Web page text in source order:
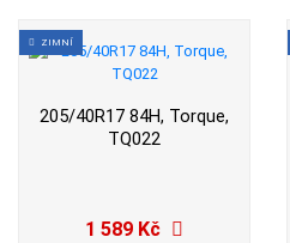
ZIMNÍ
205/40R17 84H, Torque,
TQ022
1 589 Kč